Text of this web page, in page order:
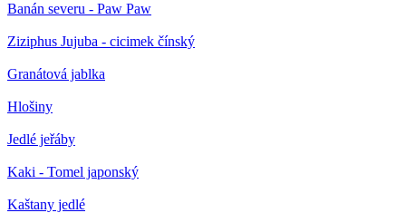
Banán severu - Paw Paw
Ziziphus Jujuba - cicimek čínský
Granátová jablka
Hlošiny
Jedlé jeřáby
Kaki - Tomel japonský
Kaštany jedlé